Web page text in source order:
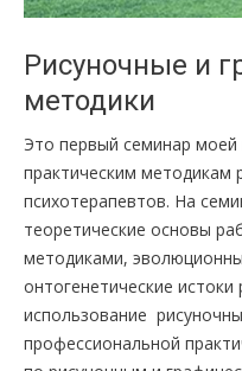
Рисуночные и
методики
Это первый семинар
практическим методикам
психотерапевтов. На
теоретические основы
методиками,
онтогенетические
использование
профессиональной